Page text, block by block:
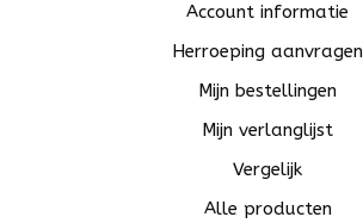
Account informatie
Herroeping aanvragen
Mijn bestellingen
Mijn verlanglijst
Vergelijk
Alle producten